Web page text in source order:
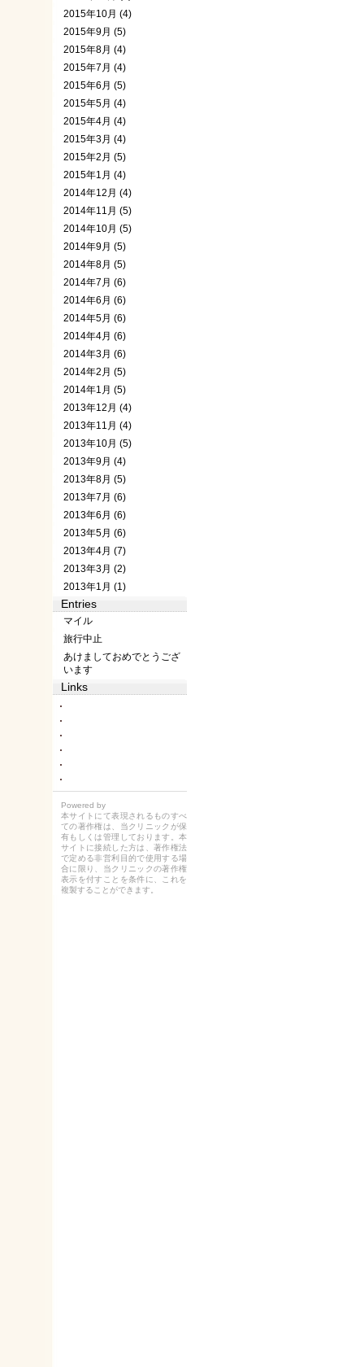
2015年10月 (4)
2015年9月 (5)
2015年8月 (4)
2015年7月 (4)
2015年6月 (5)
2015年5月 (4)
2015年4月 (4)
2015年3月 (4)
2015年2月 (5)
2015年1月 (4)
2014年12月 (4)
2014年11月 (5)
2014年10月 (5)
2014年9月 (5)
2014年8月 (5)
2014年7月 (6)
2014年6月 (6)
2014年5月 (6)
2014年4月 (6)
2014年3月 (6)
2014年2月 (5)
2014年1月 (5)
2013年12月 (4)
2013年11月 (4)
2013年10月 (5)
2013年9月 (4)
2013年8月 (5)
2013年7月 (6)
2013年6月 (6)
2013年5月 (6)
2013年4月 (7)
2013年3月 (2)
2013年1月 (1)
Entries
マイル
旅行中止
あけましておめでとうござ
います
Links
Powered by
本サイトにて表現されるものすべ
ての著作権は、当クリニックが保
有もしくは管理しております。本
サイトに接続した方は、著作権法
で定める非営利目的で使用する場
合に限り、当クリニックの著作権
表示を付すことを条件に、これを
複製することができます。